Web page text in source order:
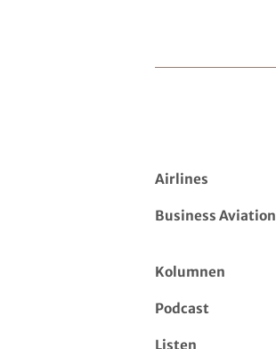
Airlines
Business Aviation
Kolumnen
Podcast
Listen